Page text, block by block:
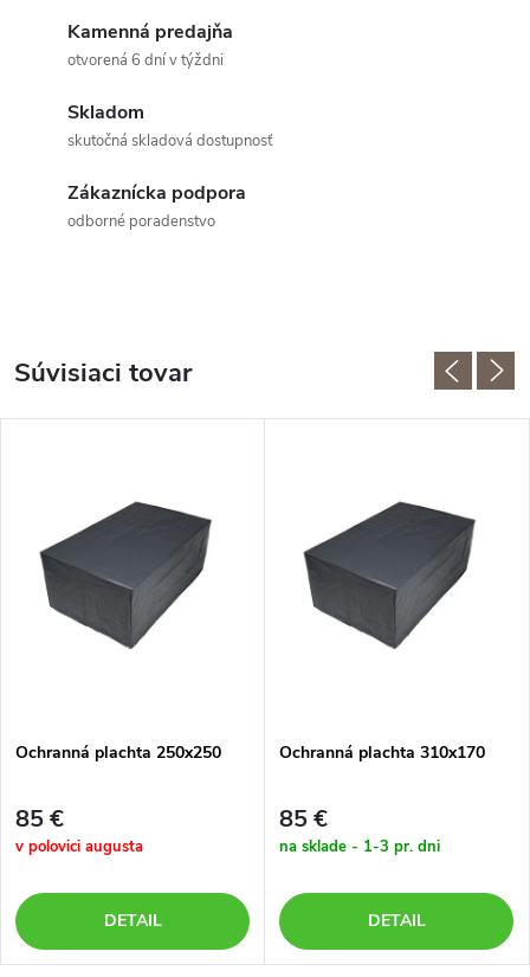
Kamenná predajňa
otvorená 6 dní v týždni
Skladom
skutočná skladová dostupnosť
Zákaznícka podpora
odborné poradenstvo
Súvisiaci tovar
Ochranná plachta 250x250
85 €
v polovici augusta
DETAIL
Ochranná plachta 310x170
85 €
na sklade - 1-3 pr. dni
DETAIL